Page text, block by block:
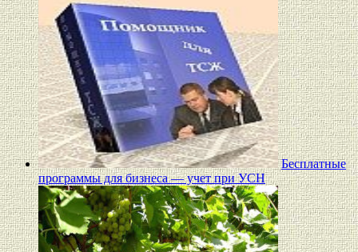
Бесплатные
программы для бизнеса — учет при УСН